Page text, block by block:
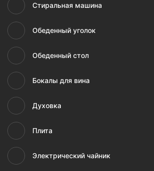
Стиральная машина
Обеденный уголок
Обеденный стол
Бокалы для вина
Духовка
Плита
Электрический чайник